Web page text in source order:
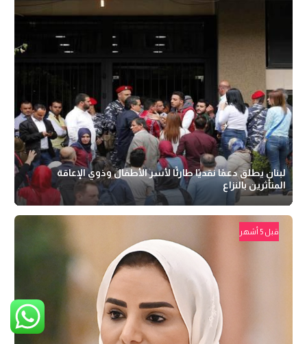
لبنان يطلق دعمًا نقديًا طارئًا لأسر الأطفال وذوي الإعاقة
المتأثرين بالنزاع
قبل 5 أشهر